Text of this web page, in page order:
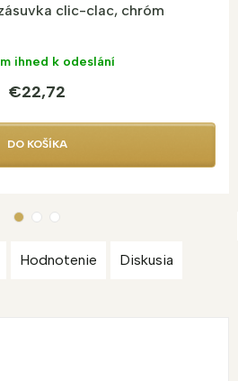
clic-clac, chróm
ihned k odeslání
€22,72
DO KOŠÍKA
Hodnotenie Diskusia